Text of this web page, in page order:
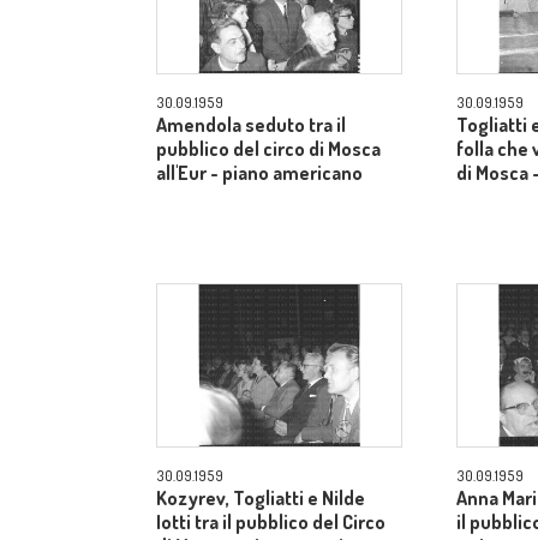
30.09.1959
Amendola seduto tra il
pubblico del circo di Mosca
all'Eur - piano americano
30.09.1959
Togliatti
folla che
di Mosca
30.09.1959
Kozyrev, Togliatti e Nilde
Iotti tra il pubblico del Circo
30.09.1959
Anna
il